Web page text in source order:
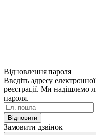
Відновлення пароля
Введіть адресу
реєстрації. Ми надішлемо
пароля.
Відновити
Замовити дзвінок